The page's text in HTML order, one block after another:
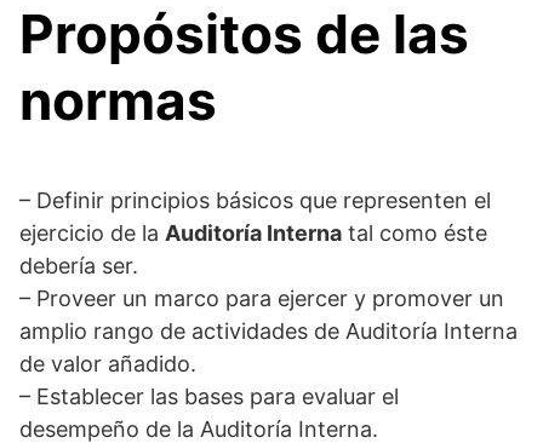
Propósitos de las
normas
– Definir principios básicos que representen el
ejercicio de la Auditoría Interna tal como éste
debería ser.
– Proveer un marco para ejercer y promover un
amplio rango de actividades de Auditoría Interna
de valor añadido.
– Establecer las bases para evaluar el
desempeño de la Auditoría Interna.